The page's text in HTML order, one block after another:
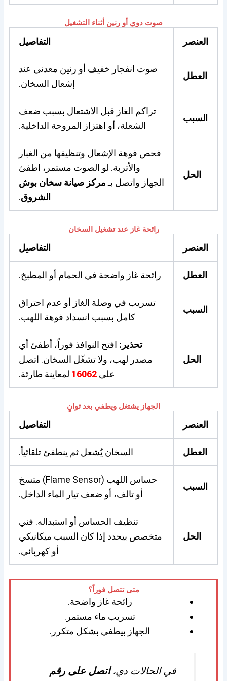
صوت دوي أو رنين أثناء التشغيل
العنصر التفاصيل
العطل
صوت انفجار خفيف أو رنين معدني عند
إشعال السخان.
السبب
تراكم الغاز قبل الاشتعال بسبب ضعف
الشعلة، أو اهتزاز المروحة الداخلية.
الحل
فحص فوهة الإشعال وتنظيفها من الغبار
والأتربة. لو الصوت مستمر، اطفئ
الجهاز واتصل بـمركز صيانة سخان بوش
الشروق.
رائحة غاز عند تشغيل السخان
العنصر التفاصيل
العطل رائحة غاز واضحة في الحمام أو المطبخ.
السبب
تسريب في وصلة الغاز أو عدم احتراق
كامل بسبب انسداد فوهة اللهب.
الحل
تحذير: افتح النوافذ فوراً، أطفئ أي
مصدر لهب، ولا تشغّل السخان. اتصل
على 16062 لمعاينة طارئة.
الجهاز يشتغل ويطفي بعد ثوانٍ
العنصر التفاصيل
العطل السخان يُشعل ثم ينطفئ تلقائياً.
السبب
حساس اللهب (Flame Sensor) متسخ
أو تالف، أو ضعف تيار الماء الداخل.
الحل
تنظيف الحساس أو استبداله. فني
متخصص بيحدد إذا كان السبب ميكانيكي
أو كهربائي.
متى تتصل فوراً؟
رائحة غاز واضحة.
تسريب ماء مستمر.
الجهاز بيطفي بشكل متكرر.
في الحالات دي،اتصل على رقم